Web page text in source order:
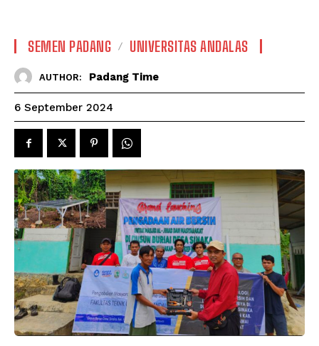
SEMEN PADANG UNIVERSITAS ANDALAS
AUTHOR: Padang Time
6 September 2024